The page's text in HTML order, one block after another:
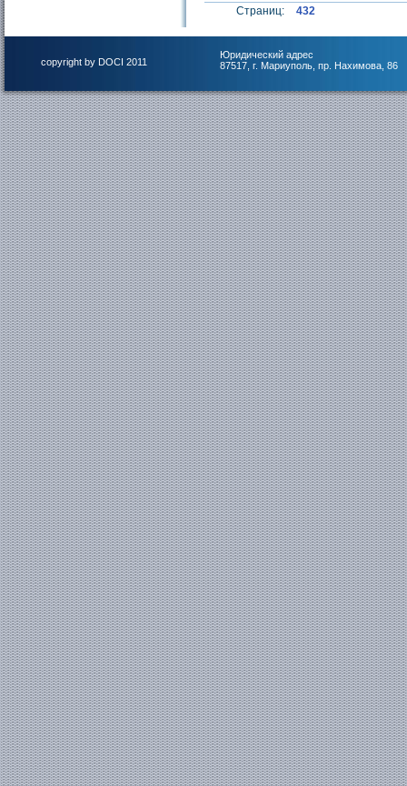
Страниц: 432
copyright by DOCI 2011
Юридический адрес
87517, г. Мариуполь, пр. Нахимова, 86